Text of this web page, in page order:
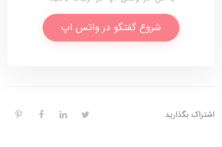
شروع گفتگو در واتس اپ
اشتراک بگذارید